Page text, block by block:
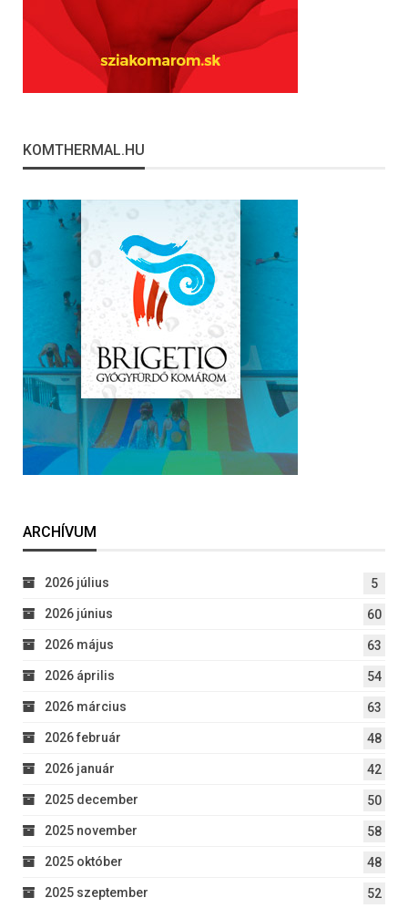
KOMTHERMAL.HU
ARCHÍVUM
2026 július 5
2026 június 60
2026 május 63
2026 április 54
2026 március 63
2026 február 48
2026 január 42
2025 december 50
2025 november 58
2025 október 48
2025 szeptember 52